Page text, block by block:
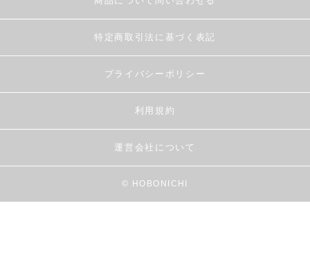
特定商取引法に基づく表記
プライバシーポリシー
利用規約
運営会社について
© HOBONICHI